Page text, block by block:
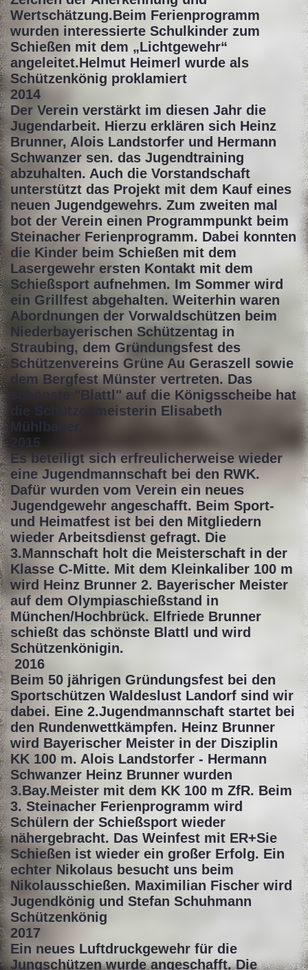
Wertschätzung.Beim Ferienprogramm
wurden interessierte Schulkinder zum
Schießen mit dem „Lichtgewehr“
angeleitet.Helmut Heimerl wurde als
Schützenkönig proklamiert
2014
Der Verein verstärkt im diesen Jahr die
Jugendarbeit. Hierzu erklären sich Heinz
Brunner, Alois Landstorfer und Hermann
Schwanzer sen. das Jugendtraining
abzuhalten. Auch die Vorstandschaft
unterstützt das Projekt mit dem Kauf eines
neuen Jugendgewehrs. Zum zweiten mal
bot der Verein einen Programmpunkt beim
Steinacher Ferienprogramm. Dabei konnten
die Kinder beim Schießen mit dem
Lasergewehr ersten Kontakt mit dem
Schießsport aufnehmen. Im Sommer wird
ein Grillfest abgehalten. Weiterhin waren
Abordnungen der Vorwaldschützen beim
Niederbayerischen Schützentag in
Straubing, dem Gründungsfest des
Schützenvereins Grüne Au Geraszell sowie
dem Bergfest Münster vertreten. Das
schönste "Blattl" auf die Königsscheibe hat
die Schützenmeisterin Elisabeth
Mühlbauer.
2015
Es beteiligt sich erfreulicherweise wieder
eine Jugendmannschaft bei den RWK.
Dafür wurden vom Verein ein neues
Jugendgewehr angeschafft. Beim Sport-
und Heimatfest ist bei den Mitgliedern
wieder Arbeitsdienst gefragt. Die
3.Mannschaft holt die Meisterschaft in der
Klasse C-Mitte. Mit dem Kleinkaliber 100 m
wird Heinz Brunner 2. Bayerischer Meister
auf dem Olympiaschießstand in
München/Hochbrück. Elfriede Brunner
schießt das schönste Blattl und wird
Schützenkönigin.
2016
Beim 50 jährigen Gründungsfest bei den
Sportschützen Waldeslust Landorf sind wir
dabei. Eine 2.Jugendmannschaft startet bei
den Rundenwettkämpfen. Heinz Brunner
wird Bayerischer Meister in der Disziplin
KK 100 m. Alois Landstorfer - Hermann
Schwanzer Heinz Brunner wurden
3.Bay.Meister mit dem KK 100 m ZfR. Beim
3. Steinacher Ferienprogramm wird
Schülern der Schießsport wieder
nähergebracht. Das Weinfest mit ER+Sie
Schießen ist wieder ein großer Erfolg. Ein
echter Nikolaus besucht uns beim
Nikolausschießen. Maximilian Fischer wird
Jugendkönig und Stefan Schuhmann
Schützenkönig
2017
Ein neues Luftdruckgewehr für die
Jungschützen wurde angeschafft. Die